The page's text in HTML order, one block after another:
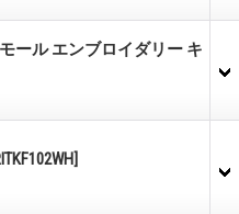
ール エンブロイダリー キ